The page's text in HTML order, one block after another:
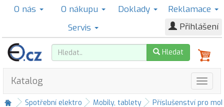
O nás O nákupu Doklady
Reklamace
Servis
Přihlášení
Hledat
Katalog
Spotřební elektro Mobily, tablety Příslušenství pro